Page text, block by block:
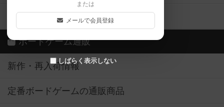
または
メールで会員登録
しばらく表示しない
ボドゲーマご利用案内
ボードゲーム通販
新作・再入荷情報
定番ボードゲームの通販商品